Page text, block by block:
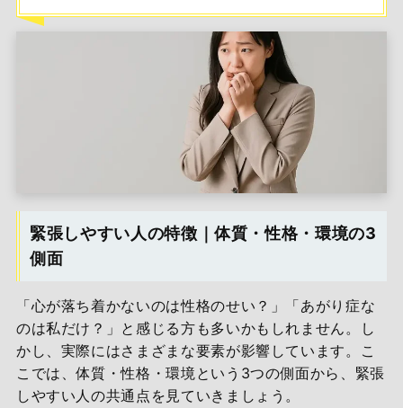
緊張しやすい人の特徴｜体質・性格・環境の3
側面
「心が落ち着かないのは性格のせい？」「あがり症な
のは私だけ？」と感じる方も多いかもしれません。し
かし、実際にはさまざまな要素が影響しています。こ
こでは、体質・性格・環境という3つの側面から、緊張
しやすい人の共通点を見ていきましょう。